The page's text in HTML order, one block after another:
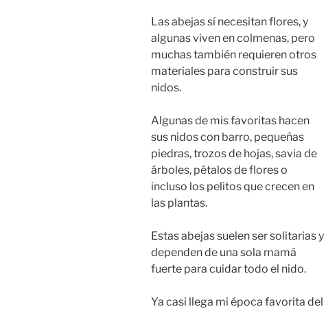
Las abejas sí necesitan flores, y
algunas viven en colmenas, pero
muchas también requieren otros
materiales para construir sus
nidos.
Algunas de mis favoritas hacen
sus nidos con barro, pequeñas
piedras, trozos de hojas, savia de
árboles, pétalos de flores o
incluso los pelitos que crecen en
las plantas.
Estas abejas suelen ser solitarias y
dependen de una sola mamá
fuerte para cuidar todo el nido.
Ya casi llega mi época favorita del